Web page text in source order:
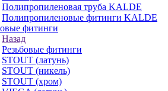
Полипропиленовая труба KALDE
Полипропиленовые фитинги KALDE
фитинги
Назад
Резьбовые фитинги
STOUT (латунь)
STOUT (никель)
STOUT (хром)